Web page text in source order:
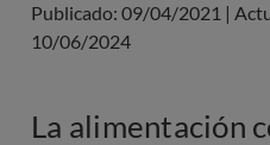
Publicado: 09/04/2021 |
10/06/2024
La alimentación